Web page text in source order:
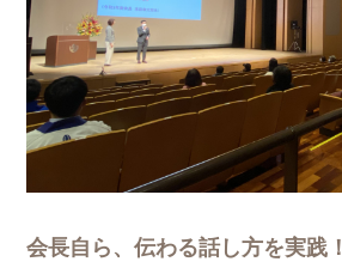
会長自ら、伝わる話し方を実践！